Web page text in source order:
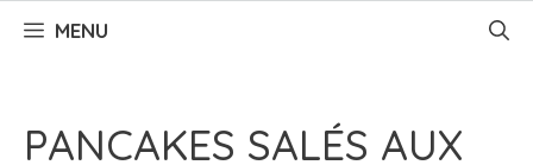
MENU
PANCAKES SALÉS AUX